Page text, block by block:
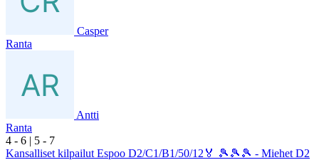
Casper
Ranta
Antti
Ranta
4 - 6 | 5 - 7
Kansalliset kilpailut Espoo D2/C1/B1/50/12🏅 🎾🎾🎾 - Miehet D2